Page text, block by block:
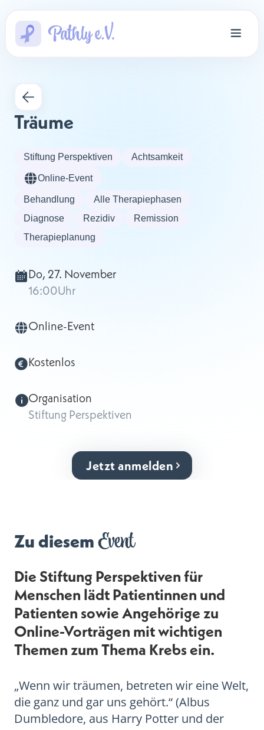
Träume
Stiftung Perspektiven Achtsamkeit
Online-Event
Behandlung
Alle Therapiephasen
Diagnose
Rezidiv
Remission
Therapieplanung
Do, 27. November
16:00Uhr
Online-Event
Kostenlos
Organisation
Stiftung Perspektiven
Jetzt anmelden
Zu diesemEvent
Die Stiftung Perspektiven für
Menschen lädt Patientinnen und
Patienten sowie Angehörige zu
Online-Vorträgen mit wichtigen
Themen zum Thema Krebs ein.
„Wenn wir träumen, betreten wir eine Welt,
die ganz und gar uns gehört.“ (Albus
Dumbledore, aus Harry Potter und der